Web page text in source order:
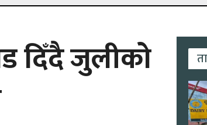
दिँदै जुलीको